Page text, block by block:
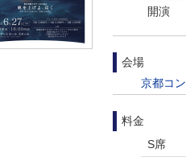
開演
会場
京都コ
料金
S席